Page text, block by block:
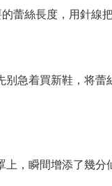
蕾絲長度，用針線
别急着買新鞋，将
，瞬間增添了幾分